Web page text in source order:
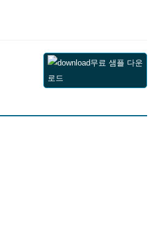
무료 샘플 다운
로드